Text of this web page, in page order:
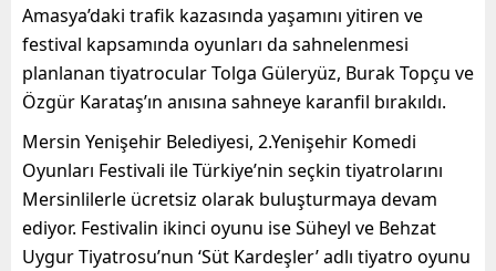
Amasya’daki trafik kazasında yaşamını yitiren ve
festival kapsamında oyunları da sahnelenmesi
planlanan tiyatrocularTolga Güleryüz, Burak Topçu ve
Özgür Karataş’ın anısına sahneye karanfil bırakıldı.
Mersin Yenişehir Belediyesi, 2.Yenişehir Komedi
Oyunları Festivali ile Türkiye’nin seçkin tiyatrolarını
Mersinlilerle ücretsiz olarak buluşturmaya devam
ediyor. Festivalin ikinci oyunu ise Süheyl ve Behzat
Uygur Tiyatrosu’nun ‘Süt Kardeşler’adlı tiyatro oyunu